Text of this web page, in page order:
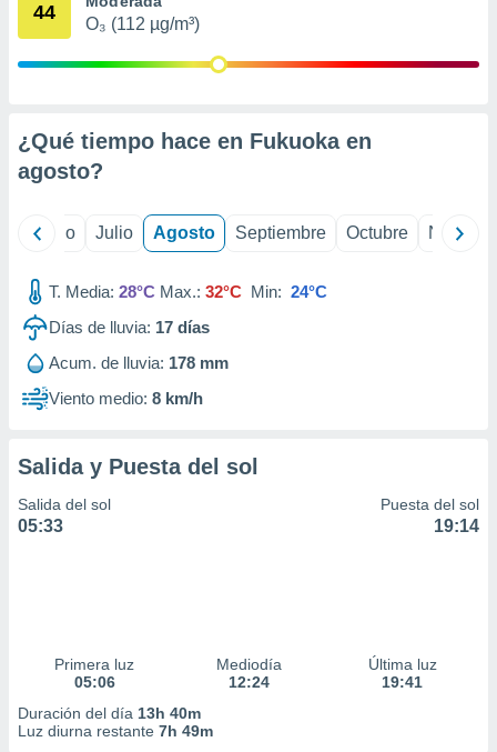
publicidad
publicidad
1199
44
O₃ (112 µg/m³)
¿Qué tiempo hace en Fukuoka en
agosto?
Junio Julio Agosto Septiembre Octubre
T. Media: 28°C Max.: 32°C Min: 24°C
Días de lluvia: 17 días
Acum. de lluvia: 178 mm
Viento medio: 8 km/h
Salida y Puesta del sol
Salida del sol
05:33
Puesta del sol
19:14
Primera luz
05:06
Mediodía
12:24
Última luz
19:41
Duración del día 13h 40m
Luz diurna restante 7h 49m